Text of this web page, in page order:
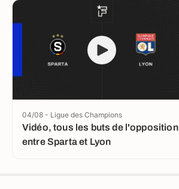
Vidéo, tous les buts de l'opposition
entre Sparta et Lyon
04/08 - Ligue des Champions